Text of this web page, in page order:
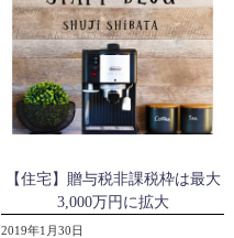
【住宅】贈与税非課税枠は最大
3,000万円に拡大
2019年1月30日